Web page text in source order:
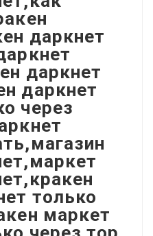
даркнет
даркнет
даркнет
через
только
маркет